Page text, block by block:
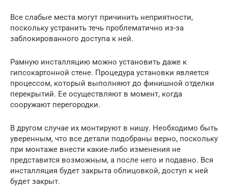
Все слабые места могут причинить неприятности,
поскольку устранить течь проблематично из-за
заблокированного доступа к ней.
Рамную инсталляцию можно установить даже к
гипсокартонной стене. Процедура установки является
процессом, который выполняют до финишной отделки
перекрытий. Ее осуществляют в момент, когда
сооружают перегородки.
В другом случае их монтируют в нишу. Необходимо быть
уверенным, что все детали подобраны верно, поскольку
при монтаже внести какие-либо изменения не
представится возможным, а после него и подавно. Вся
инсталляция будет закрыта облицовкой, доступ к ней
будет закрыт.